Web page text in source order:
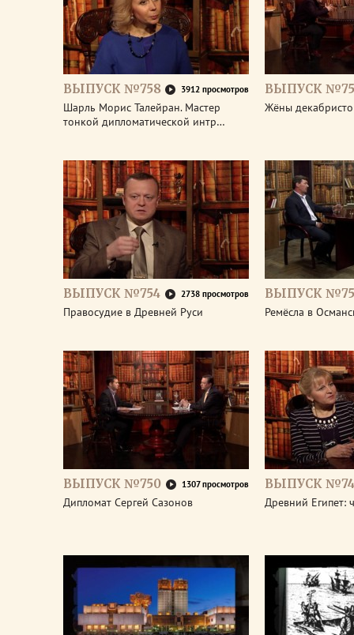
ВЫПУСК №758 3912 просмотров
Шарль Морис Талейран. Мастер
тонкой дипломатической интр…
ВЫПУСК
Жёны
ВЫПУСК №754 2738 просмотров
Правосудие в Древней Руси
ВЫПУСК
Ремёсла в
ВЫПУСК №750 1307 просмотров
Дипломат Сергей Сазонов
ВЫПУСК
Древний Египет: